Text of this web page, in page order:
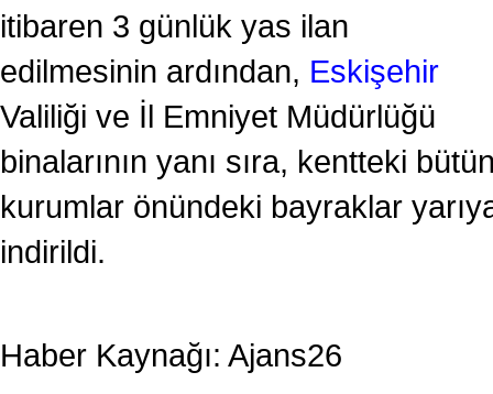
itibaren 3 günlük yas ilan
edilmesinin ardından, Eskişehir
Valiliği ve İl Emniyet Müdürlüğü
binalarının yanı sıra, kentteki
kurumlar önündeki bayraklar
indirildi.
Haber Kaynağı: Ajans26